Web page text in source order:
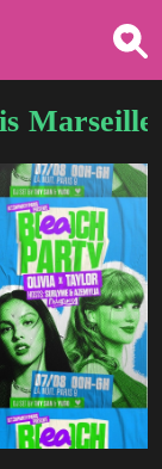
Marseille